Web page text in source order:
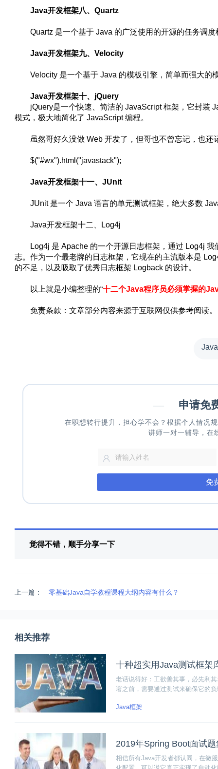
Java开发框架八、Quartz
Quartz 是一个基于 Java 的广泛使用的开源的任务调度
Java开发框架九、Velocity
Velocity 是一个基于 Java 的模板引擎，简单而强大的
Java开发框架十、jQuery
jQuery是一个快速、简洁的 JavaScript 框架，它封装
模式，极大地简化了 JavaScript 编程。
虽然哥好久没做 Web 开发了，但哥也不曾忘记，也还
$("#wx").html("javastack");
Java开发框架十一、JUnit
JUnit 是一个 Java 语言的单元测试框架，绝大多数
Java开发框架十二、Log4j
Log4j 是 Apache 的一个开源日志框架，通过 Log4j 我
志。作为一个最老牌的日志框架，它现在的主流版本是
的不足，以及吸取了优秀日志框架 Logback 的设计。
以上就是小编整理的“十二个Java程序员必须掌握的
免责条款：文章部分内容来源于互联网仅供参考阅读。
— 申请免
在职想转行提升，担心学不会？根据个人情况
讲师一对一辅导，在
免
觉得不错，顺手分享一下
上一篇： 零基础Java自学教程课程大纲内容有什么？
相关推荐
十种超实用Java测试框架
老话说得好：工欲善其事，必先利
署之前，需要通过测试来确保它的
Java框架
2019年Spring Boot面试
相信所有Java开发者都认同，在微